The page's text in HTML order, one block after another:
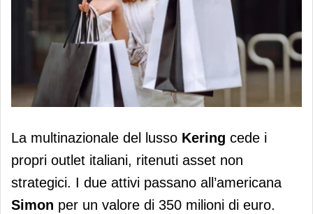
Kering aa multinazionale del lusso
La multinazionale del lusso Kering cede i
propri outlet italiani, ritenuti asset non
strategici. I due attivi passano all’americana
Simon per un valore di 350 milioni di euro.